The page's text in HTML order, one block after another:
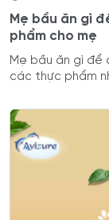
Mẹ bầu ăn gì
phẩm cho mẹ
Mẹ bầu ăn gì để
các thực phẩm